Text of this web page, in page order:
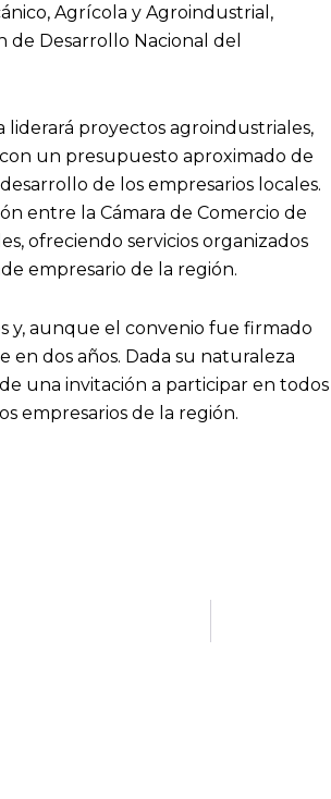
Agrícola y Agroindustrial,
Desarrollo Nacional del
liderará proyectos agroindustriales,
un presupuesto aproximado de
de los empresarios locales.
entre la Cámara de Comercio de
ofreciendo servicios organizados
empresario de la región.
y, aunque el convenio fue firmado
en dos años. Dada su naturaleza
una invitación a participar en todos
empresarios de la región.